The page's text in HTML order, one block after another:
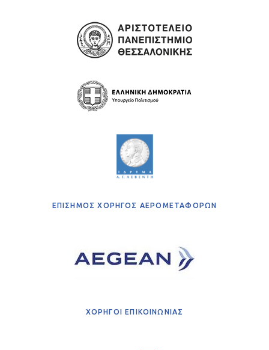
ΕΠΙΣΗΜΟΣ ΧΟΡΗΓΟΣ ΑΕΡΟΜΕΤΑΦΟΡΩΝ
ΧΟΡΗΓΟΙ ΕΠΙΚΟΙΝΩΝΙΑΣ